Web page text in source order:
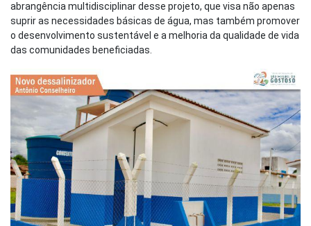
abrangência multidisciplinar desse projeto, que visa não apenas
suprir as necessidades básicas de água, mas também promover
o desenvolvimento sustentável e a melhoria da qualidade de vida
das comunidades beneficiadas.